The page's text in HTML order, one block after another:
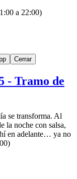
a 22:00)
Cerrar
- Tramo de
se transforma. Al
la noche con salsa,
en adelante… ya no